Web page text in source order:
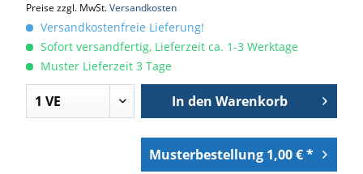
Preise zzgl. MwSt.Versandkosten
Versandkostenfreie Lieferung!
Sofort versandfertig, Lieferzeit ca. 1-3 Werktage
Muster Lieferzeit 3 Tage
In den Warenkorb
Musterbestellung 1,00 € *